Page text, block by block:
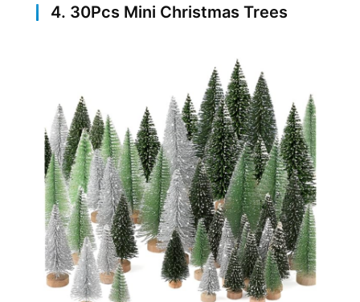
4. 30Pcs Mini Christmas Trees